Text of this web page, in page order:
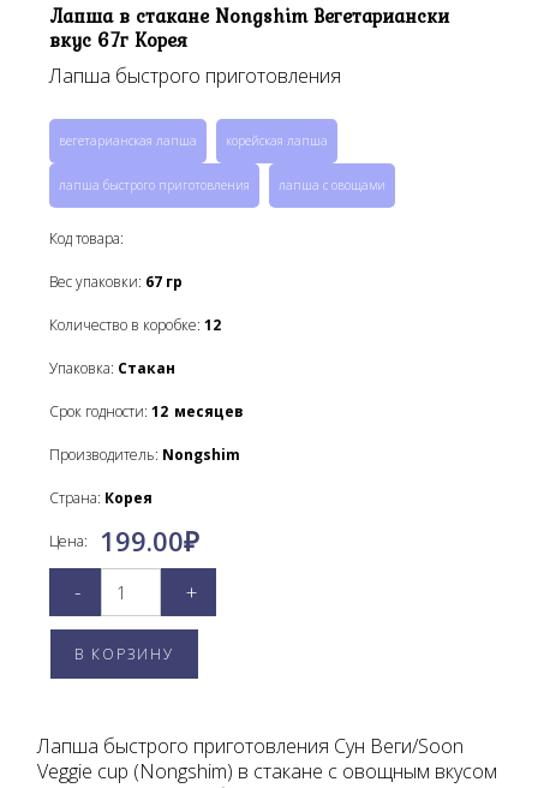
Лапша в стакане Nongshim Вегетариански
вкус 67г Корея
Лапша быстрого приготовления
вегетарианская лапша корейская лапша
лапша быстрого приготовления лапша с овощами
Код товара:
Вес упаковки: 67 гр
Количество в коробке: 12
Упаковка: Стакан
Срок годности: 12 месяцев
Производитель: Nongshim
Страна: Корея
Цена: 199.00₽
- +
Лапша быстрого приготовления Сун Веги/Soon
Veggie cup (Nongshim) в стакане с овощным вкусом